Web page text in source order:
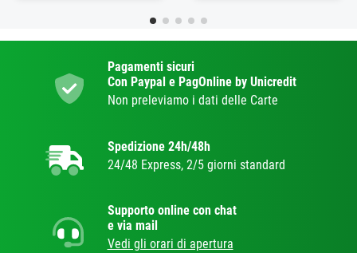
Pagamenti sicuri
Con Paypal e PagOnline by Unicredit
Non preleviamo i dati delle Carte
Spedizione 24h/48h
24/48 Express, 2/5 giorni standard
Supporto online con chat
e via mail
Vedi gli orari di apertura